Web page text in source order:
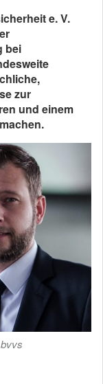
e. V.
bei
zur
und einem